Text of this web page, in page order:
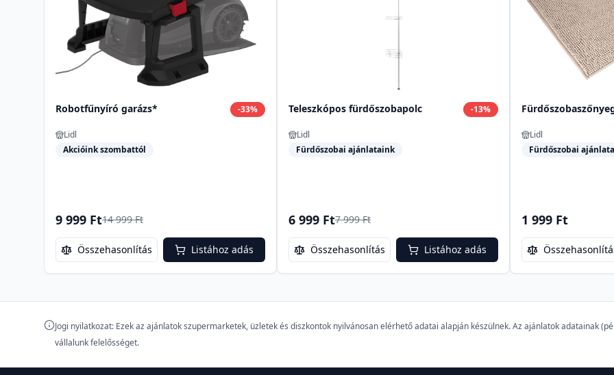
Robotfűnyíró garázs* -33%
Lidl
Akcióink szombattól
9 999 Ft14 999 Ft
Összehasonlítás Listához adás
Teleszkópos fürdőszobapolc -13%
Lidl
Fürdőszobai ajánlataink
6 999 Ft7 999 Ft
Összehasonlítás Listához adás
Lidl
Fürdőszobai
1 999 Ft
Jogi nyilatkozat: Ezek az ajánlatok szupermarketek, üzletek és diszkontok nyilvánosan elérhető adatai alapján készülnek. Az ajánlatok adatainak
vállalunk felelősséget.